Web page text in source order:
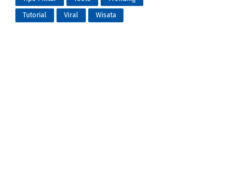
Tutorial
Viral Wisata